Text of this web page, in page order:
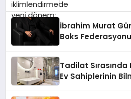
İbrahim Murat
Boks
Tadilat
Ev Sahiplerinin